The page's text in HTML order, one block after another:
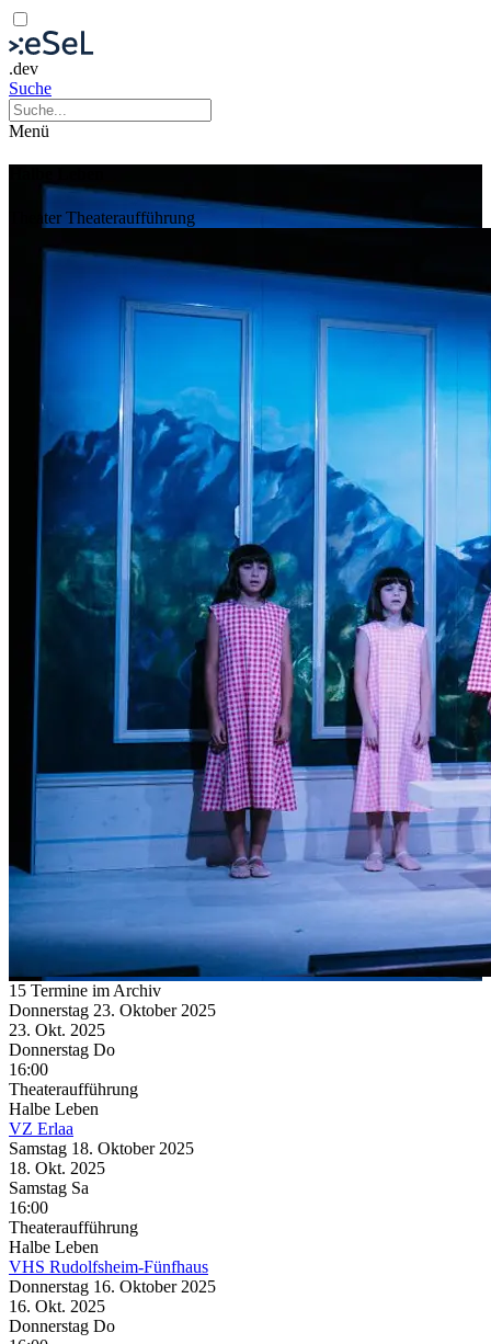
.dev
Suche
Menü
TheaterTheateraufführung
15 Termine im Archiv
Donnerstag 23. Oktober 2025
23. Okt. 2025
Donnerstag Do
16:00
Theateraufführung
Halbe Leben
VZ Erlaa
Samstag 18. Oktober 2025
18. Okt. 2025
Samstag Sa
16:00
Theateraufführung
Halbe Leben
VHS Rudolfsheim-Fünfhaus
Donnerstag 16. Oktober 2025
16. Okt. 2025
Donnerstag Do